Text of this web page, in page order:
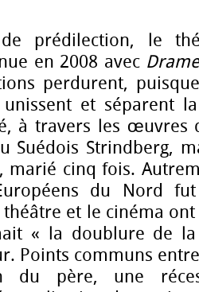
prédilection, le
en 2008 avec
perdurent,
et séparent
à travers les œuvres
Suédois Strindberg,
marié cinq fois.
du Nord
et le cinéma
« la doublure de la
Points communs
du père, une